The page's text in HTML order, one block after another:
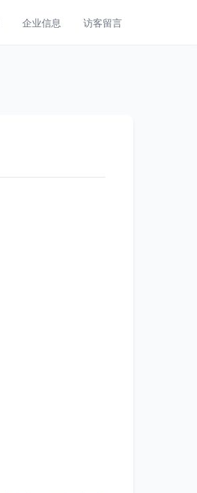
企业信息 访客留言